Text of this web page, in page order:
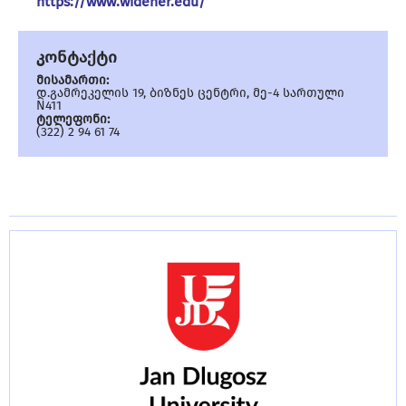
კონტაქტი
მისამართი:
დ.გამრეკელის 19, ბიზნეს ცენტრი, მე-4 სართული
N411
ტელეფონი:
(322) 2 94 61 74